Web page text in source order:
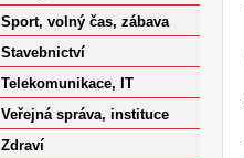
Sport, volný čas, zábava
Stavebnictví
Telekomunikace, IT
Veřejná správa, instituce
Zdraví